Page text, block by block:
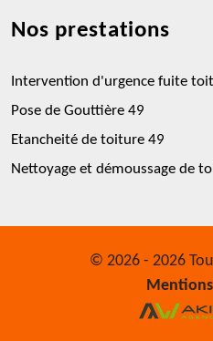
Nos prestations
Intervention d'urgence fuite
Pose de Gouttière 49
Etancheité de toiture 49
Nettoyage et démoussage de
© 2026 - 2026